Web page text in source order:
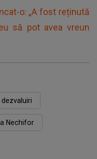
o: „A fost reținută
să pot avea vreun
Nechifor